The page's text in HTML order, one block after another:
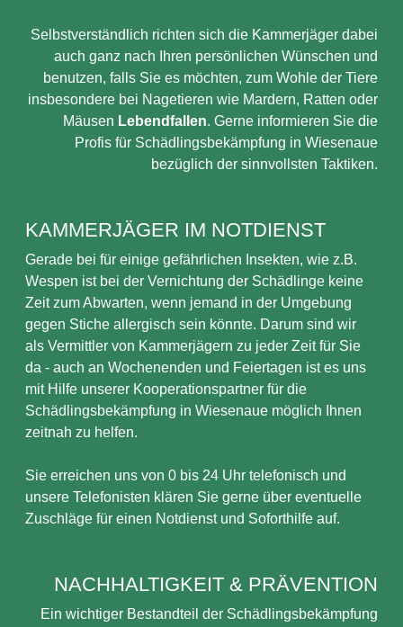
Selbstverständlich richten sich die Kammerjäger dabei
auch ganz nach Ihren persönlichen Wünschen und
benutzen, falls Sie es möchten, zum Wohle der Tiere
insbesondere bei Nagetieren wie Mardern, Ratten oder
Mäusen Lebendfallen. Gerne informieren Sie die
Profis für Schädlingsbekämpfung in Wiesenaue
bezüglich der sinnvollsten Taktiken.
KAMMERJÄGER IM NOTDIENST
Gerade bei für einige gefährlichen Insekten, wie z.B.
Wespen ist bei der Vernichtung der Schädlinge keine
Zeit zum Abwarten, wenn jemand in der Umgebung
gegen Stiche allergisch sein könnte. Darum sind wir
als Vermittler von Kammerjägern zu jeder Zeit für Sie
da - auch an Wochenenden und Feiertagen ist es uns
mit Hilfe unserer Kooperationspartner für die
Schädlingsbekämpfung in Wiesenaue möglich Ihnen
zeitnah zu helfen.
Sie erreichen uns von 0 bis 24 Uhr telefonisch und
unsere Telefonisten klären Sie gerne über eventuelle
Zuschläge für einen Notdienst und Soforthilfe auf.
NACHHALTIGKEIT & PRÄVENTION
Ein wichtiger Bestandteil der Schädlingsbekämpfung